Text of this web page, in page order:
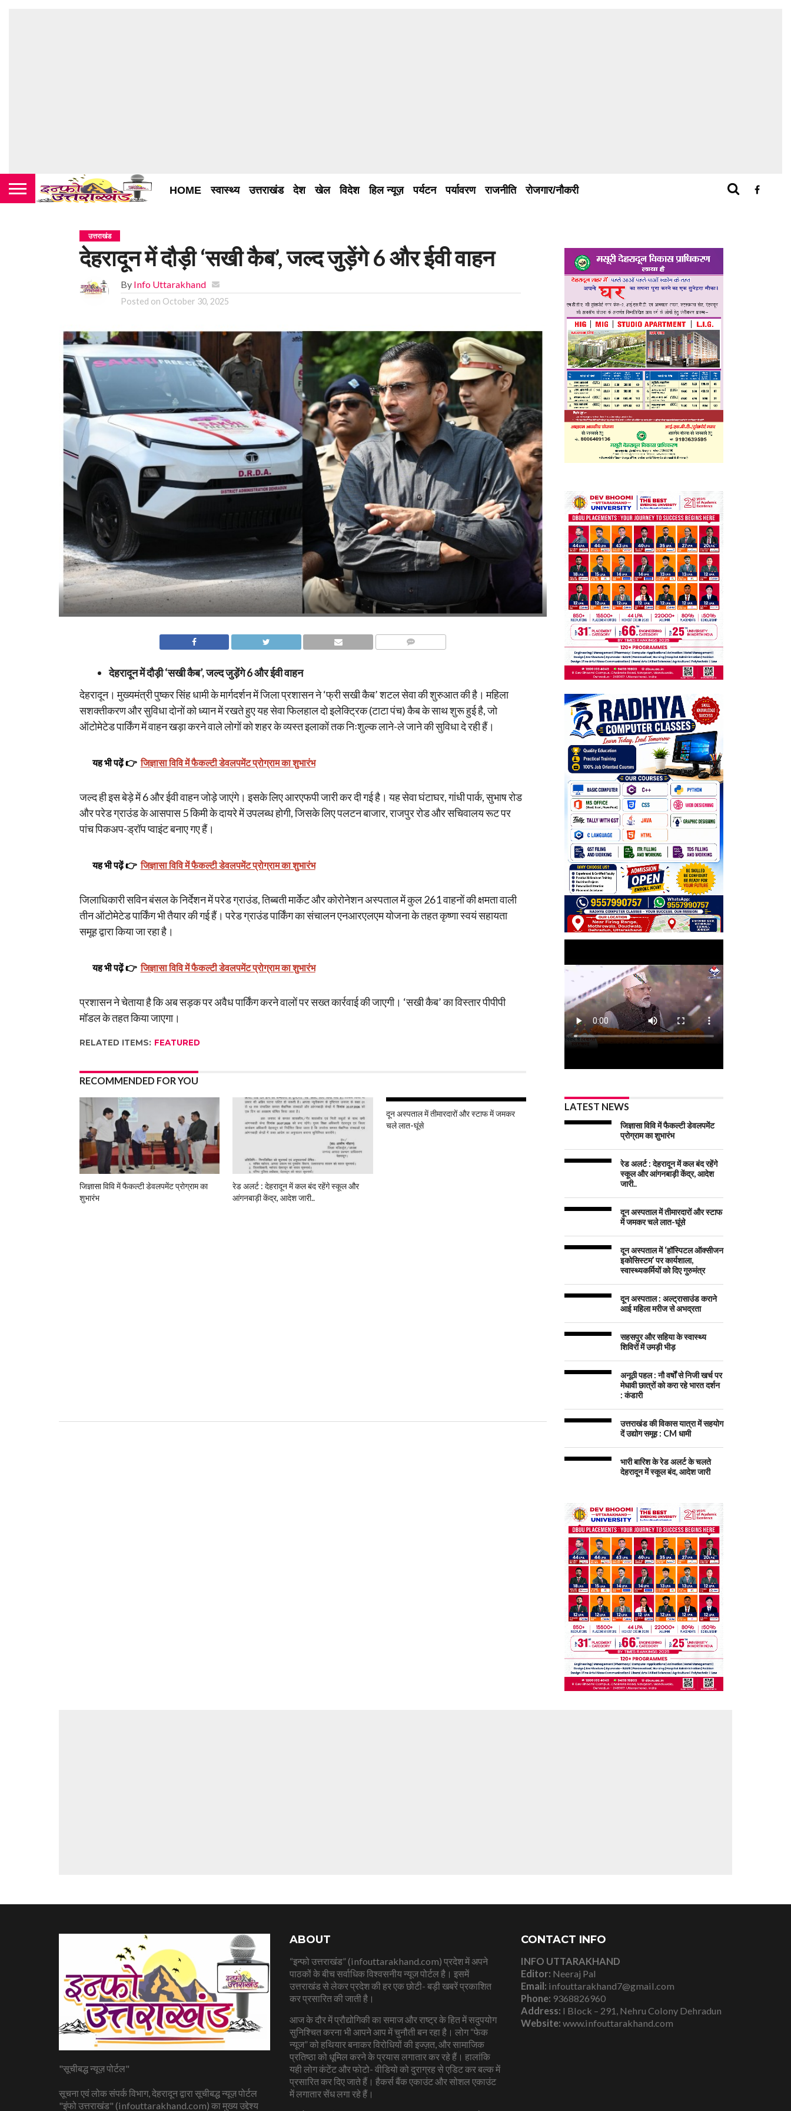
HOME स्वास्थ्य उत्तराखंड देश खेल विदेश हिल न्यूज़ पर्यटन पर्यावरण राजनीति रोजगार/नौकरी
उत्तराखंड
देहरादून में दौड़ी ‘सखी कैब’, जल्द जुड़ेंगे 6 और ईवी वाहन
By Info Uttarakhand
Posted on October 30, 2025
देहरादून में दौड़ी ‘सखी कैब’, जल्द जुड़ेंगे 6 और ईवी वाहन
देहरादून। मुख्यमंत्री पुष्कर सिंह धामी के मार्गदर्शन में जिला प्रशासन ने ‘फ्री सखी कैब’ शटल सेवा की शुरुआत की है। महिला
सशक्तीकरण और सुविधा दोनों को ध्यान में रखते हुए यह सेवा फिलहाल दो इलेक्ट्रिक (टाटा पंच) कैब के साथ शुरू हुई है, जो
ऑटोमेटेड पार्किंग में वाहन खड़ा करने वाले लोगों को शहर के व्यस्त इलाकों तक निःशुल्क लाने-ले जाने की सुविधा दे रही हैं।
यह भी पढ़ें 👉 जिज्ञासा विवि में फैकल्टी डेवलपमेंट प्रोग्राम का शुभारंभ
जल्द ही इस बेड़े में 6 और ईवी वाहन जोड़े जाएंगे। इसके लिए आरएफपी जारी कर दी गई है। यह सेवा घंटाघर, गांधी पार्क, सुभाष रोड
और परेड ग्राउंड के आसपास 5 किमी के दायरे में उपलब्ध होगी, जिसके लिए पलटन बाजार, राजपुर रोड और सचिवालय रूट पर
पांच पिकअप-ड्रॉप प्वाइंट बनाए गए हैं।
यह भी पढ़ें 👉 जिज्ञासा विवि में फैकल्टी डेवलपमेंट प्रोग्राम का शुभारंभ
जिलाधिकारी सविन बंसल के निर्देशन में परेड ग्राउंड, तिब्बती मार्केट और कोरोनेशन अस्पताल में कुल 261 वाहनों की क्षमता वाली
तीन ऑटोमेटेड पार्किंग भी तैयार की गई हैं। परेड ग्राउंड पार्किंग का संचालन एनआरएलएम योजना के तहत कृष्णा स्वयं सहायता
समूह द्वारा किया जा रहा है।
यह भी पढ़ें 👉 जिज्ञासा विवि में फैकल्टी डेवलपमेंट प्रोग्राम का शुभारंभ
प्रशासन ने चेताया है कि अब सड़क पर अवैध पार्किंग करने वालों पर सख्त कार्रवाई की जाएगी। ‘सखी कैब’ का विस्तार पीपीपी
मॉडल के तहत किया जाएगा।
RELATED ITEMS: FEATURED
RECOMMENDED FOR YOU
जिज्ञासा विवि में फैकल्टी डेवलपमेंट प्रोग्राम का
शुभारंभ
रेड अलर्ट : देहरादून में कल बंद रहेंगे स्कूल और
आंगनबाड़ी केंद्र, आदेश जारी..
दून अस्पताल में तीमारदारों और स्टाफ में जमकर
चले लात-घूंसे
LATEST NEWS
जिज्ञासा विवि में फैकल्टी डेवलपमेंट
प्रोग्राम का शुभारंभ
रेड अलर्ट : देहरादून में कल बंद रहेंगे
स्कूल और आंगनबाड़ी केंद्र, आदेश
जारी..
दून अस्पताल में तीमारदारों और स्टाफ
में जमकर चले लात-घूंसे
दून अस्पताल में ‘हॉस्पिटल ऑक्सीजन
इकोसिस्टम’ पर कार्यशाला,
स्वास्थ्यकर्मियों को दिए गुरुमंत्र
दून अस्पताल : अल्ट्रासाउंड कराने
आई महिला मरीज से अभद्रता
सहसपुर और सहिया के स्वास्थ्य
शिविरों में उमड़ी भीड़
अनूठी पहल : नौ वर्षों से निजी खर्च पर
मेधावी छात्रों को करा रहे भारत दर्शन
: कंडारी
उत्तराखंड की विकास यात्रा में सहयोग
दें उद्योग समूह : CM धामी
भारी बारिश के रेड अलर्ट के चलते
देहरादून में स्कूल बंद, आदेश जारी
"सूचीबद्ध न्यूज़ पोर्टल"
सूचना एवं लोक संपर्क विभाग, देहरादून द्वारा सूचीबद्ध न्यूज़ पोर्टल
"इंफो उत्तराखंड" (infouttarakhand.com) का मुख्य उद्देश्य
ABOUT
“इन्फो उत्तराखंड” (infouttarakhand.com) प्रदेश में अपने
पाठकों के बीच सर्वाधिक विश्वसनीय न्यूज पोर्टल है। इसमें
उत्तराखंड से लेकर प्रदेश की हर एक छोटी- बड़ी खबरें प्रकाशित
कर प्रसारित की जाती है।
आज के दौर में प्रौद्योगिकी का समाज और राष्ट्र के हित में सदुपयोग
सुनिश्चित करना भी आपने आप में चुनौती बन रहा है। लोग “फेक
न्यूज” को हथियार बनाकर विरोधियों की इज्ज़त, और सामाजिक
प्रतिष्ठा को धूमिल करने के प्रयास लगातार कर रहे हैं। हालांकि
यही लोग कंटेंट और फोटो- वीडियो को दुराग्रह से एडिट कर बल्क में
प्रसारित कर दिए जाते हैं। हैकर्स बैंक एकाउंट और सोशल एकाउंट
में लगातार सेंध लगा रहे हैं।
CONTACT INFO
INFO UTTARAKHAND
Editor: Neeraj Pal
Email: infouttarakhand7@gmail.com
Phone: 9368826960
Address: I Block – 291, Nehru Colony Dehradun
Website: www.infouttarakhand.com